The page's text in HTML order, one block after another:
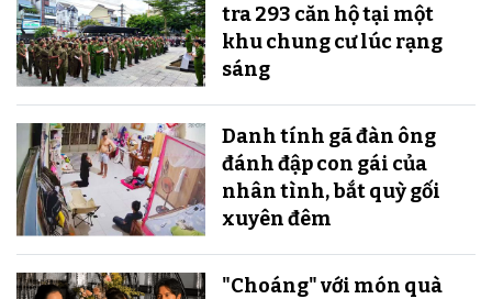
tra 293 căn hộ tại một
khu chung cư lúc rạng
sáng
Danh tính gã đàn ông
đánh đập con gái của
nhân tình, bắt quỳ gối
xuyên đêm
"Choáng" với món quà